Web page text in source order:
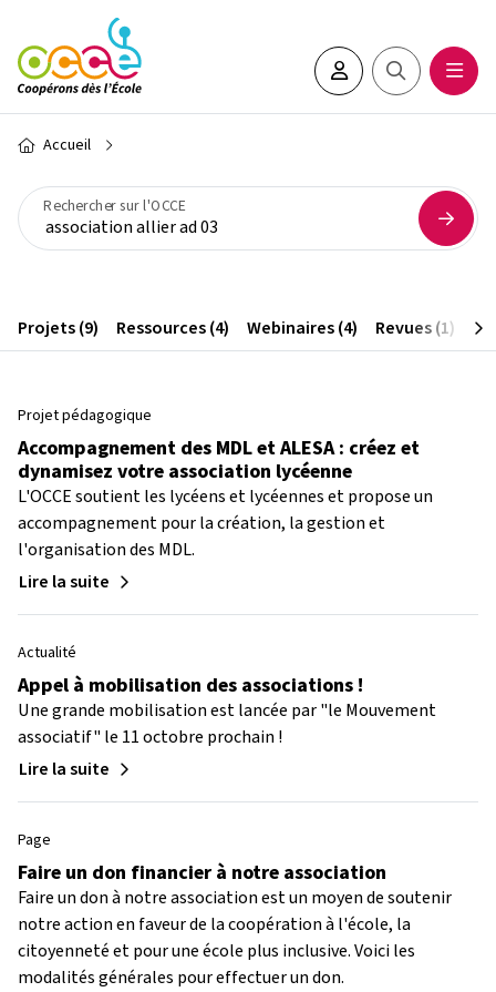
Aller au contenu principal
Espace adhérent•e
Rechercher
Fil d'Ariane
Accueil
Rechercher sur l'OCCE
Projets (9) Ressources (4) Webinaires (4) Revues (1)
Projet pédagogique
Accompagnement des MDL et ALESA : créez et
dynamisez votre association lycéenne
L'OCCE soutient les lycéens et lycéennes et propose un
accompagnement pour la création, la gestion et
l'organisation des MDL.
Lire la suite
Actualité
Appel à mobilisation des associations !
Une grande mobilisation est lancée par "le Mouvement
associatif" le 11 octobre prochain !
Lire la suite
Page
Faire un don financier à notre association
Faire un don à notre association est un moyen de soutenir
notre action en faveur de la coopération à l'école, la
citoyenneté et pour une école plus inclusive. Voici les
modalités générales pour effectuer un don.